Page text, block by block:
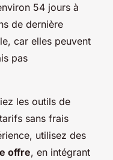
54 jours à
de dernière
car elles peuvent
pas
les outils de
sans frais
utilisez des
offre, en intégrant